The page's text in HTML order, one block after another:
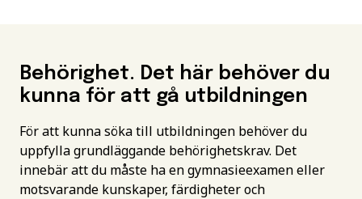
Behörighet. Det här behöver du
kunna för att gå utbildningen
För att kunna söka till utbildningen behöver du
uppfylla grundläggande behörighetskrav. Det
innebär att du måste ha en gymnasieexamen eller
motsvarande kunskaper, färdigheter och